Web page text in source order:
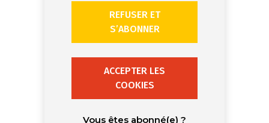
REFUSER ET
S’ABONNER
ACCEPTER LES
COOKIES
Vous êtes abonné(e) ?